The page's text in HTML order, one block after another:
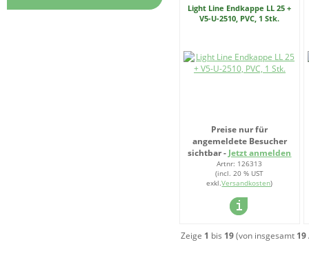
Light Line Endkappe LL 25 +
V5-U-2510, PVC, 1 Stk.
Preise nur für
angemeldete Besucher
sichtbar - Jetzt anmelden
Artnr: 126313
(incl. 20 % UST
exkl.Versandkosten)
Zeige 1 bis 19(von insgesamt 19